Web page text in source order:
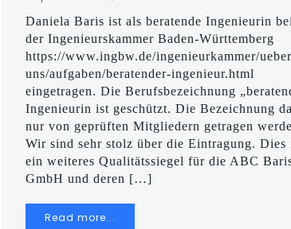
Daniela Baris ist als beratende Ingenieurin bei
der Ingenieurskammer Baden-Württemberg
https://www.ingbw.de/ingenieurkammer/
uns/aufgaben/beratender-ingenieur.html
eingetragen. Die Berufsbezeichnung
Ingenieurin ist geschützt. Die Bezeichnung
nur von geprüften Mitgliedern getragen
Wir sind sehr stolz über die Eintragung. Dies
ein weiteres Qualitätssiegel für die ABC
GmbH und deren […]
Read more...